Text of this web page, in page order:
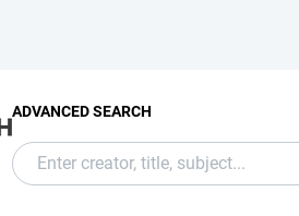
ADVANCED SEARCH